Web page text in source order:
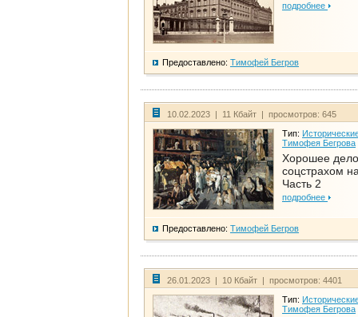
подробнее
Предоставлено: Тимофей Бегров
10.02.2023 | 11 Кбайт | просмотров: 645
Тип:
Тимофея Бегрова
Хорошее дело
соцстрахом
Часть 2
подробнее
Предоставлено: Тимофей Бегров
26.01.2023 | 10 Кбайт | просмотров: 4401
Тип:
Тимофея Бегрова